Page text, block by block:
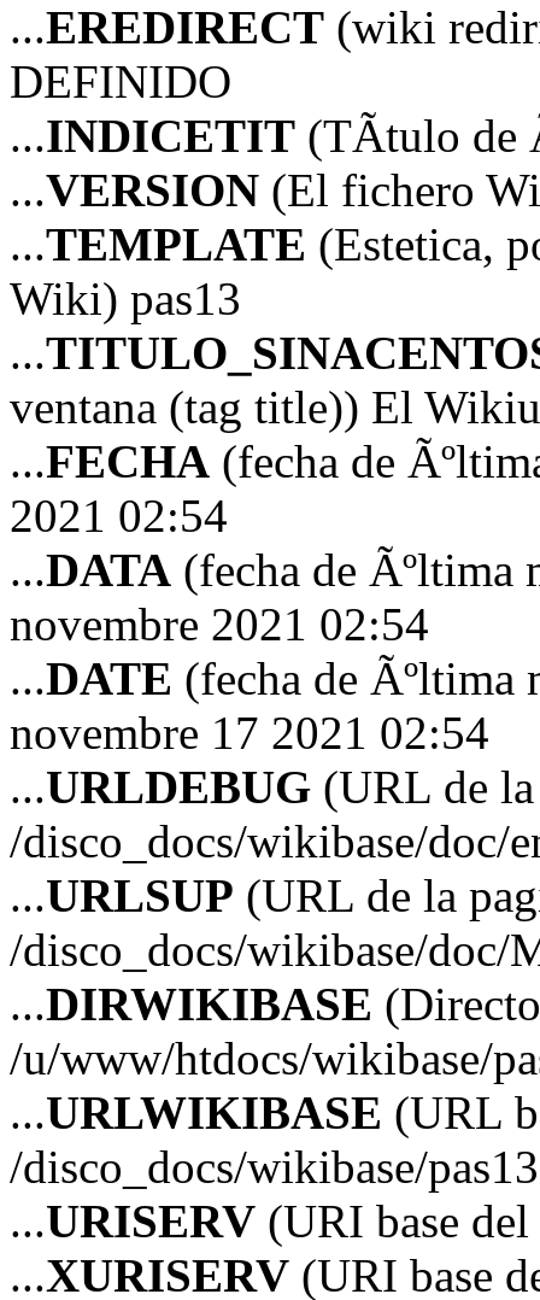
...EREDIRECT (wiki
DEFINIDO
...INDICETIT (TÃ­tulo de
...VERSION (El fichero
...TEMPLATE (Estetica,
Wiki) pas13
...
ventana (tag title)) El
...FECHA (fecha de
2021 02:54
...DATA (fecha de Ãºltima
novembre 2021 02:54
...DATE (fecha de
novembre 17 2021 02:54
...URLDEBUG (URL de
/disco_docs/wikibase/doc/
...URLSUP (URL de la
/disco_docs/wikibase/doc/
...DIRWIKIBASE
/u/www/htdocs/wikibase/
...URLWIKIBASE (URL
/disco_docs/wikibase/pas13
...URISERV (URI base
...XURISERV (URI base